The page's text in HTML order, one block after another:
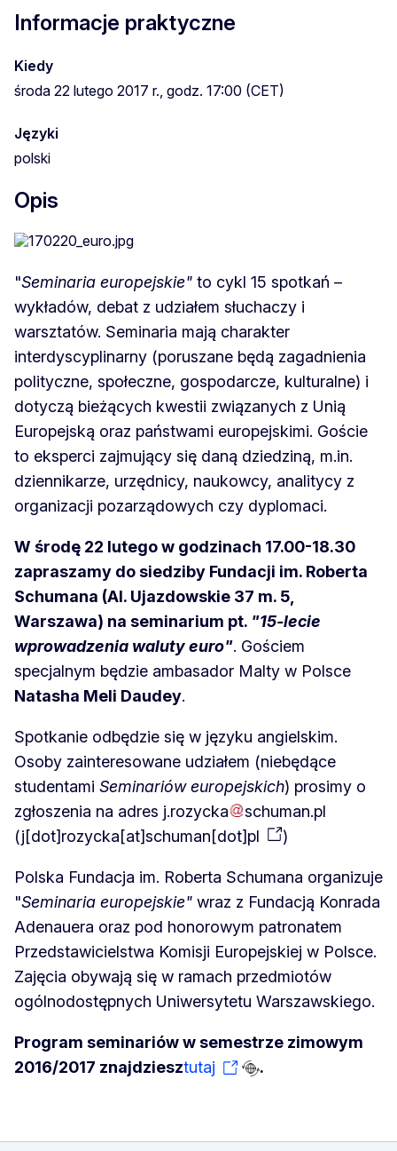
Informacje praktyczne
Kiedy
środa 22 lutego 2017 r., godz. 17:00 (CET)
Języki
polski
Opis
"Seminaria europejskie" to cykl 15 spotkań –
wykładów, debat z udziałem słuchaczy i
warsztatów. Seminaria mają charakter
interdyscyplinarny (poruszane będą zagadnienia
polityczne, społeczne, gospodarcze, kulturalne) i
dotyczą bieżących kwestii związanych z Unią
Europejską oraz państwami europejskimi. Goście
to eksperci zajmujący się daną dziedziną, m.in.
dziennikarze, urzędnicy, naukowcy, analitycy z
organizacji pozarządowych czy dyplomaci.
W środę 22 lutego w godzinach 17.00-18.30
zapraszamy do siedziby Fundacji im. Roberta
Schumana (Al. Ujazdowskie 37 m. 5,
Warszawa) na seminarium pt. "15-lecie
wprowadzenia waluty euro". Gościem
specjalnym będzie ambasador Malty w Polsce
Natasha Meli Daudey.
Spotkanie odbędzie się w języku angielskim.
Osoby zainteresowane udziałem (niebędące
studentami Seminariów europejskich) prosimy o
zgłoszenia na adres j.rozycka schuman.pl
(j[dot]rozycka[at]schuman[dot]pl )
Polska Fundacja im. Roberta Schumana organizuje
"Seminaria europejskie" wraz z Fundacją Konrada
Adenauera oraz pod honorowym patronatem
Przedstawicielstwa Komisji Europejskiej w Polsce.
Zajęcia obywają się w ramach przedmiotów
ogólnodostępnych Uniwersytetu Warszawskiego.
Program seminariów w semestrze zimowym
2016/2017 znajdziesztutaj .